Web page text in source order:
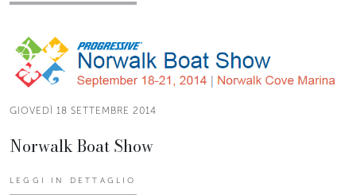
GIOVEDÌ 18 SETTEMBRE 2014
Norwalk Boat Show
LEGGI IN DETTAGLIO